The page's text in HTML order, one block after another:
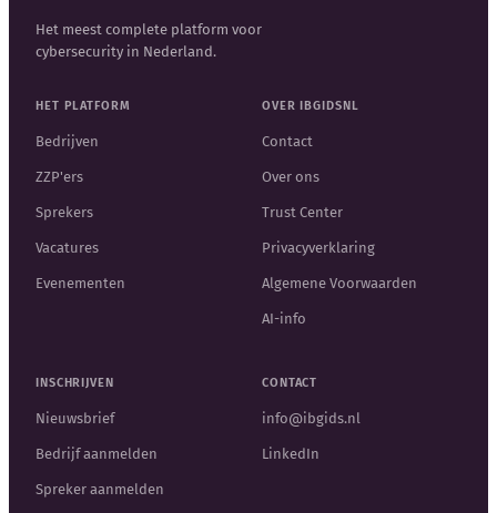
Het meest complete platform voor
cybersecurity in Nederland.
HET PLATFORM
Bedrijven
ZZP'ers
Sprekers
Vacatures
Evenementen
OVER IBGIDSNL
Contact
Over ons
Trust Center
Privacyverklaring
Algemene Voorwaarden
AI-info
INSCHRIJVEN
Nieuwsbrief
Bedrijf aanmelden
Spreker aanmelden
CONTACT
info@ibgids.nl
LinkedIn